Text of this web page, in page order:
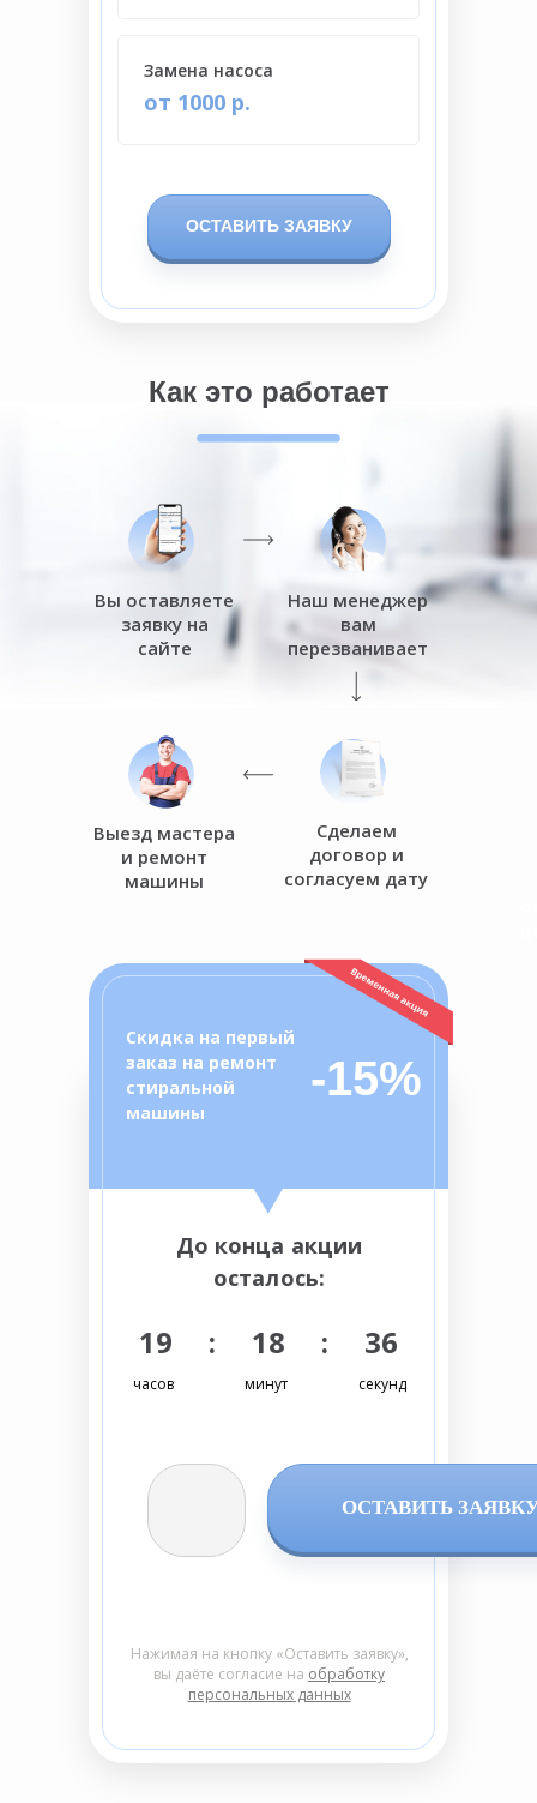
Как это работает
19 : 18 : 35
До конца акции
осталось:
Скидка на первый
заказ на ремонт
стиральной
машины
-15%
ОСТАВИТЬ
Нажимая на кнопку «Оставить заявку»,
вы даёте согласие на обработку
персональных данных
ОСТАВИТЬ ЗАЯВКУ
секунд
минут
часов
от 1000 р.
Замена насоса
Выезд мастера
и ремонт
машины
Сделаем
договор и
согласуем дату
Наш менеджер
вам
перезванивает
Вы оставляете
заявку на
сайте